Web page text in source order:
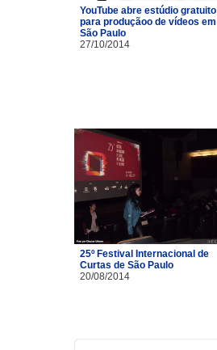
YouTube abre estúdio gratuito
para produçãoo de vídeos em
São Paulo
27/10/2014
25º Festival Internacional de
Curtas de São Paulo
20/08/2014